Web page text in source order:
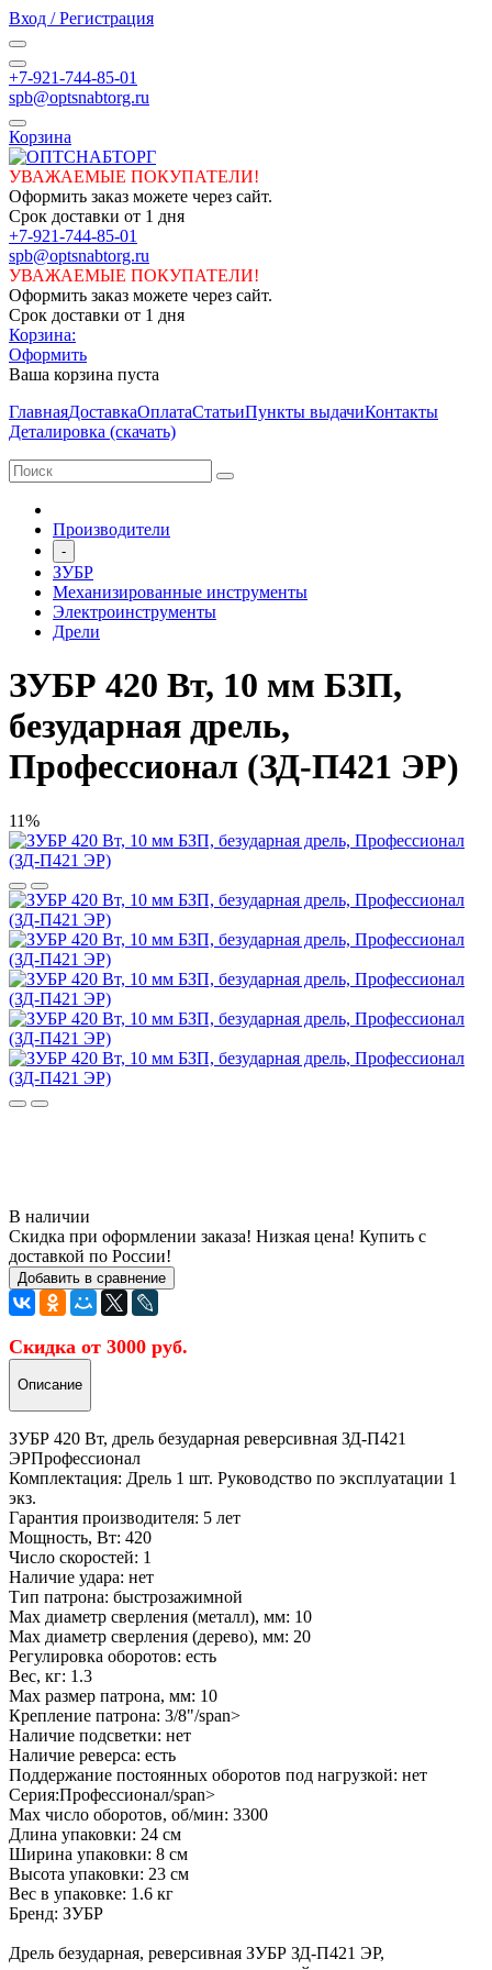
Вход / Регистрация
+7-921-744-85-01
spb@optsnabtorg.ru
Корзина
УВАЖАЕМЫЕ ПОКУПАТЕЛИ!
Оформить заказ можете через сайт.
Срок доставки от 1 дня
+7-921-744-85-01
spb@optsnabtorg.ru
УВАЖАЕМЫЕ ПОКУПАТЕЛИ!
Оформить заказ можете через сайт.
Срок доставки от 1 дня
Корзина:
Оформить
Ваша корзина пуста
ГлавнаяДоставкаОплатаСтатьиПункты выдачиКонтакты
Деталировка (скачать)
Производители
-
ЗУБР
Механизированные инструменты
Электроинструменты
Дрели
ЗУБР 420 Вт, 10 мм БЗП,
безударная дрель,
Профессионал (ЗД-П421 ЭР)
11%
В наличии
Скидка при оформлении заказа! Низкая цена! Купить с
доставкой по России!
Добавить в сравнение
Скидка от 3000 руб.
Описание
ЗУБР 420 Вт, дрель безударная реверсивная ЗД-П421
ЭРПрофессионал
Комплектация: Дрель 1 шт. Руководство по эксплуатации 1
экз.
Гарантия производителя: 5 лет
Мощность, Вт: 420
Число скоростей: 1
Наличие удара: нет
Тип патрона: быстрозажимной
Max диаметр сверления (металл), мм: 10
Мах диаметр сверления (дерево), мм: 20
Регулировка оборотов: есть
Вес, кг: 1.3
Max размер патрона, мм: 10
Крепление патрона: 3/8"/span>
Наличие подсветки: нет
Наличие реверса: есть
Поддержание постоянных оборотов под нагрузкой: нет
Серия:Профессионал/span>
Max число оборотов, об/мин: 3300
Длина упаковки: 24 см
Ширина упаковки: 8 см
Высота упаковки: 23 см
Вес в упаковке: 1.6 кг
Бренд: ЗУБР
Дрель безударная, реверсивная ЗУБР ЗД-П421 ЭР,